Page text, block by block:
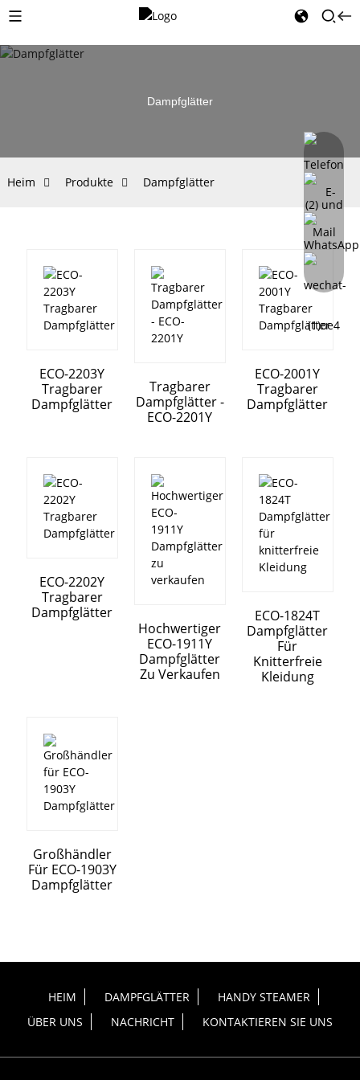
Dampfglätter
Heim Produkte Dampfglätter
ECO-2203Y
Tragbarer
Dampfglätter
Tragbarer
Dampfglätter -
ECO-2201Y
ECO-2001Y
Tragbarer
Dampfglätter
ECO-2202Y
Tragbarer
Dampfglätter
Hochwertiger
ECO-1911Y
Dampfglätter
Zu Verkaufen
ECO-1824T
Dampfglätter
Für
Knitterfreie
Kleidung
Großhändler
Für ECO-1903Y
Dampfglätter
HEIM DAMPFGLÄTTER
HANDY STEAMER
ÜBER UNS
NACHRICHT KONTAKTIEREN SIE UNS